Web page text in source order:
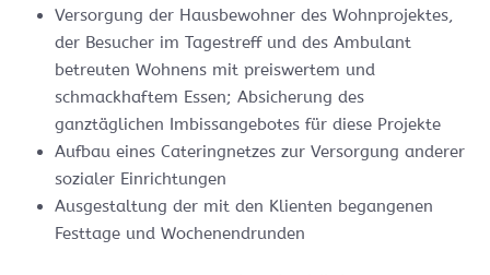
Versorgung der Hausbewohner des Wohnprojektes,
der Besucher im Tagestreff und des Ambulant
betreuten Wohnens mit preiswertem und
schmackhaftem Essen; Absicherung des
ganztäglichen Imbissangebotes für diese Projekte
Aufbau eines Cateringnetzes zur Versorgung anderer
sozialer Einrichtungen
Ausgestaltung der mit den Klienten begangenen
Festtage und Wochenendrunden